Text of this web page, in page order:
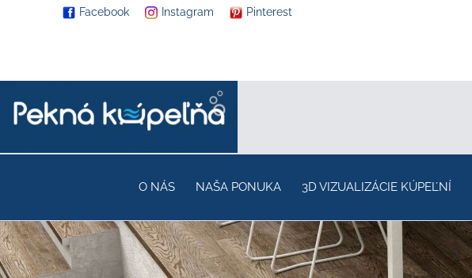
Facebook Instagram Pinterest
O NÁS NAŠA PONUKA 3D VIZUALIZÁCIE KÚPEĽNÍ